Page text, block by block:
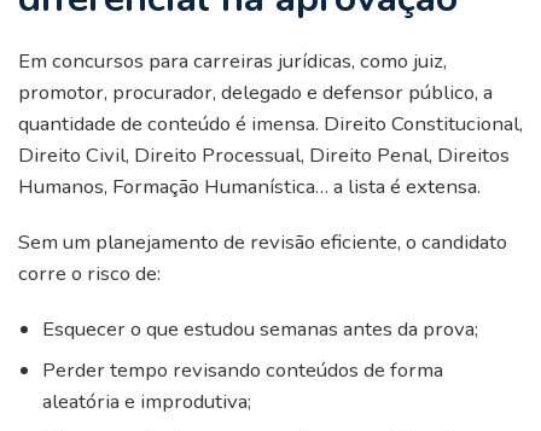
Em concursos para carreiras jurídicas, como juiz,
promotor, procurador, delegado e defensor público, a
quantidade de conteúdo é imensa. Direito Constitucional,
Direito Civil, Direito Processual, Direito Penal, Direitos
Humanos, Formação Humanística… a lista é extensa.
Sem um planejamento de revisão eficiente, o candidato
corre o risco de:
Esquecer o que estudou semanas antes da prova;
Perder tempo revisando conteúdos de forma
aleatória e improdutiva;